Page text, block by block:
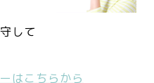
して
はこちらから